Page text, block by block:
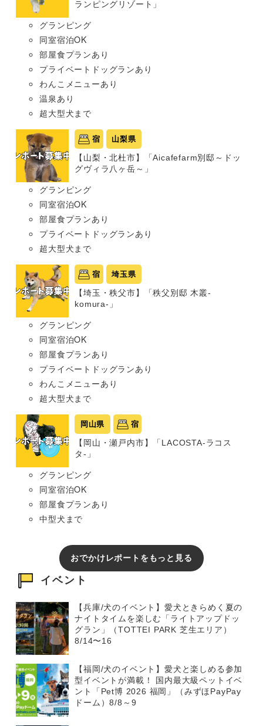
ランピングリゾート」
グランピング
同室宿泊OK
部屋食プランあり
プライベートドッグランあり
わんこメニューあり
温泉あり
超大型犬まで
宿 山梨県
【山梨・北杜市】「Aicafefarm別邸～ドッ
グヴィラ八ヶ岳～」
グランピング
同室宿泊OK
部屋食プランあり
プライベートドッグランあり
超大型犬まで
宿 埼玉県
【埼玉・秩父市】「秩父別邸 木叢-
komura-」
グランピング
同室宿泊OK
部屋食プランあり
プライベートドッグランあり
わんこメニューあり
超大型犬まで
岡山県 宿
【岡山・瀬戸内市】「LACOSTA-ラコス
タ-」
グランピング
同室宿泊OK
部屋食プランあり
中型犬まで
おでかけレポートをもっと見る
イベント
【兵庫/犬のイベント】愛犬ときらめく夏の
ナイトタイムを楽しむ「ライトアップドッ
グラン」（TOTTEI PARK 芝生エリア）
8/14〜16
【福岡/犬のイベント】愛犬と楽しめる参加
型イベントが満載！ 国内最大級ペットイベ
ント「Pet博 2026 福岡」（みずほPayPay
ドーム）8/8～9